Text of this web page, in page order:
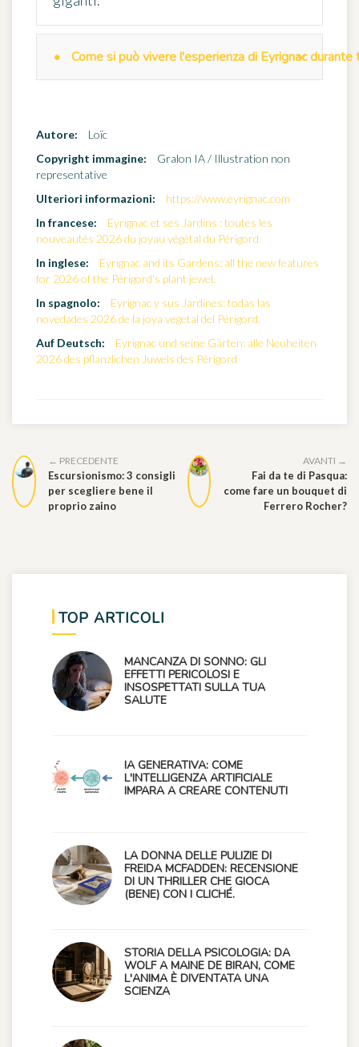
Come si può vivere l'esperienza di Eyrignac
Autore:
Loïc
Copyright immagine:
Gralon IA / Illustration non
representative
Ulteriori informazioni:
https://www.eyrignac.com
In francese:
Eyrignac et ses Jardins : toutes les
nouveautés 2026 du joyau végétal du Périgord
In inglese:
Eyrignac and its Gardens: all the new features
for 2026 of the Périgord's plant jewel.
In spagnolo:
Eyrignac y sus Jardines: todas las
novedades 2026 de la joya vegetal del Périgord.
Auf Deutsch:
Eyrignac und seine Gärten: alle Neuheiten
2026 des pflanzlichen Juwels des Périgord
← PRECEDENTE
Escursionismo: 3 consigli
per scegliere bene il
proprio zaino
AVANTI →
Fai da te di Pasqua:
come fare un bouquet di
Ferrero Rocher?
TOP ARTICOLI
MANCANZA DI SONNO: GLI
EFFETTI PERICOLOSI E
INSOSPETTATI SULLA TUA
SALUTE
IA GENERATIVA: COME
L'INTELLIGENZA ARTIFICIALE
IMPARA A CREARE CONTENUTI
LA DONNA DELLE PULIZIE DI
FREIDA MCFADDEN: RECENSIONE
DI UN THRILLER CHE GIOCA
(BENE) CON I CLICHÉ.
STORIA DELLA PSICOLOGIA: DA
WOLF A MAINE DE BIRAN, COME
L'ANIMA È DIVENTATA UNA
SCIENZA